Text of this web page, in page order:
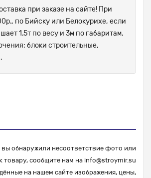
при заказе на сайте! При
по Бийску или Белокурихе, если
1.5т по весу и 3м по габаритам.
блоки строительные,
вы обнаружили несоответствие фото или
товару, сообщите нам на info@stroymir.su
на нашем сайте изображения, цены,